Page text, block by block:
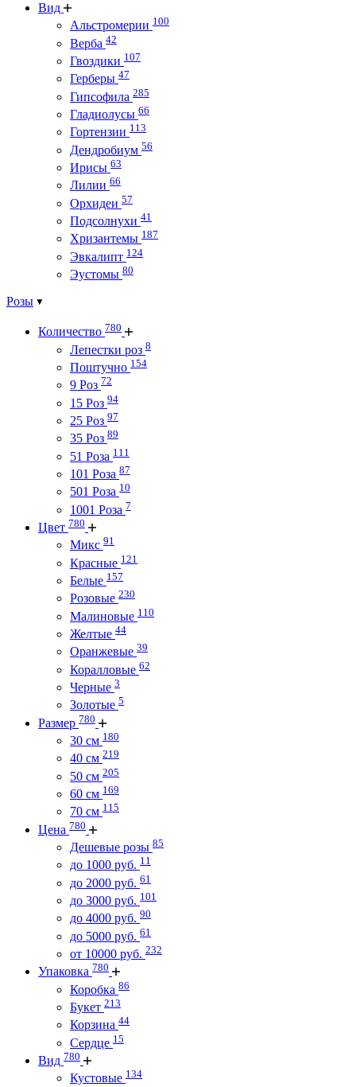
Вид
Альстромерии 100
Верба 42
Гвоздики 107
Герберы 47
Гипсофила 285
Гладиолусы 66
Гортензии 113
Дендробиум 56
Ирисы 63
Лилии 66
Орхидеи 57
Подсолнухи 41
Хризантемы 187
Эвкалипт 124
Эустомы 80
Розы
Количество 780
Лепестки роз 8
Поштучно 154
9 Роз 72
15 Роз 94
25 Роз 97
35 Роз 89
51 Роза 111
101 Роза 87
501 Роза 10
1001 Роза 7
Цвет 780
Микс 91
Красные 121
Белые 157
Розовые 230
Малиновые 110
Желтые 44
Оранжевые 39
Коралловые 62
Черные 3
Золотые 5
Размер 780
30 см 180
40 см 219
50 см 205
60 см 169
70 см 115
Цена 780
Дешевые розы 85
до 1000 руб. 11
до 2000 руб. 61
до 3000 руб. 101
до 4000 руб. 90
до 5000 руб. 61
от 10000 руб. 232
Упаковка 780
Коробка 86
Букет 213
Корзина 44
Сердце 15
Вид 780
Кустовые 134